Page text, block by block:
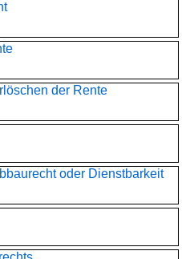
der Rente
oder Dienstbarkeit